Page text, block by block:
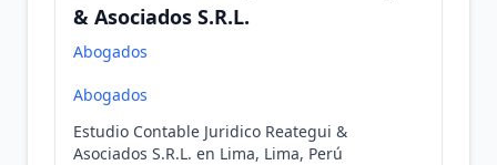
& Asociados S.R.L.
Abogados
Abogados
Estudio Contable Juridico Reategui &
Asociados S.R.L. en Lima, Lima, Perú